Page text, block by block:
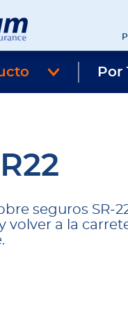
Por
seguros
volver a la